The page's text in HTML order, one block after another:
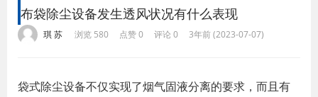
布袋除尘设备发生透风状况有什么表现
琪 苏 浏览 580 点赞 0 评论 0 3年前 (2023-07-07)
袋式除尘设备不仅实现了烟气固液分离的要求，而且有